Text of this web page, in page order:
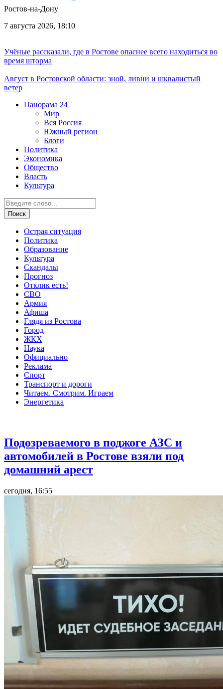
Ростов-на-Дону
7 августа 2026, 18:10
Учёные рассказали, где в Ростове опаснее всего находиться во
время шторма
Август в Ростовской области: зной, ливни и шквалистый
ветер
Панорама 24
Мир
Вся Россия
Южный регион
Блоги
Политика
Экономика
Общество
Власть
Культура
Острая ситуация
Политика
Образование
Культура
Скандалы
Прогноз
Отклик есть!
СВО
Армия
Афиша
Глядя из Ростова
Город
ЖКХ
Наука
Официально
Реклама
Спорт
Транспорт и дороги
Читаем. Смотрим. Играем
Энергетика
Подозреваемого в поджоге АЗС и
автомобилей в Ростове взяли под
домашний арест
сегодня, 16:55